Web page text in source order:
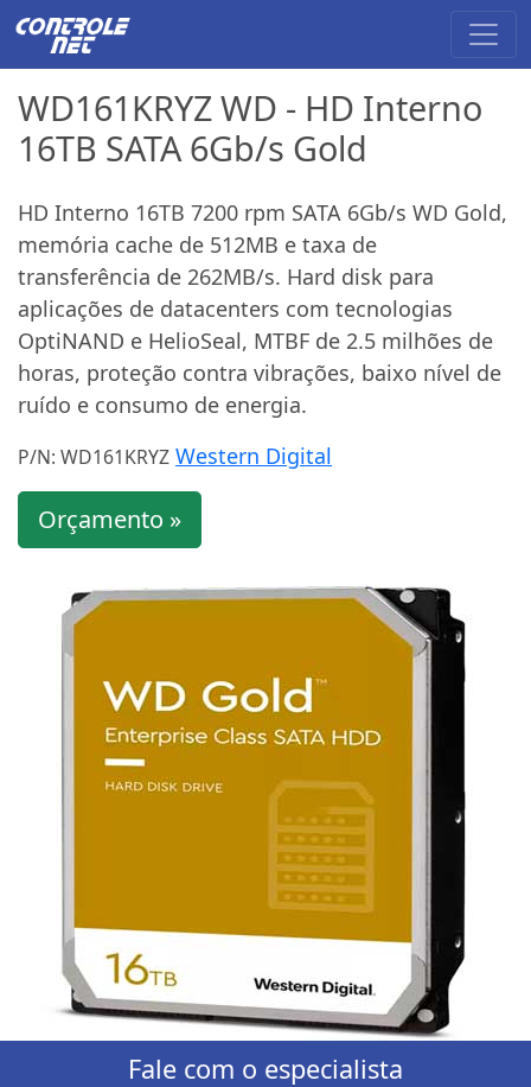
WD161KRYZ WD - HD Interno
16TB SATA 6Gb/s Gold
HD Interno 16TB 7200 rpm SATA 6Gb/s WD Gold,
memória cache de 512MB e taxa de
transferência de 262MB/s. Hard disk para
aplicações de datacenters com tecnologias
OptiNAND e HelioSeal, MTBF de 2.5 milhões de
horas, proteção contra vibrações, baixo nível de
ruído e consumo de energia.
P/N: WD161KRYZ Western Digital
Orçamento »
Fale com o especialista